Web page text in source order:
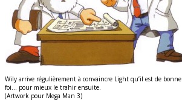
Wily arrive régulièrement à convaincre Light qu’il est de bonne
foi… pour mieux le trahir ensuite.
(Artwork pour Mega Man 3)